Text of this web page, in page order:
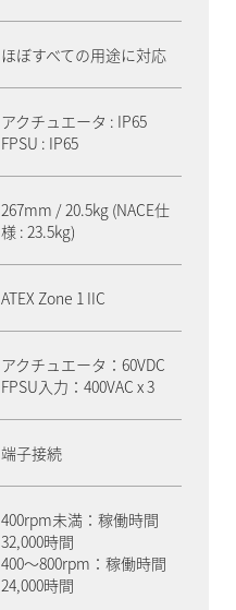
ほぼすべての用途に対応
アクチュエータ : IP65
FPSU : IP65
267mm / 20.5kg (NACE仕
様 : 23.5kg)
ATEX Zone 1 IIC
アクチュエータ：60VDC
FPSU入力：400VAC x 3
端子接続
400rpm未満：稼働時間
32,000時間
400～800rpm：稼働時間
24,000時間